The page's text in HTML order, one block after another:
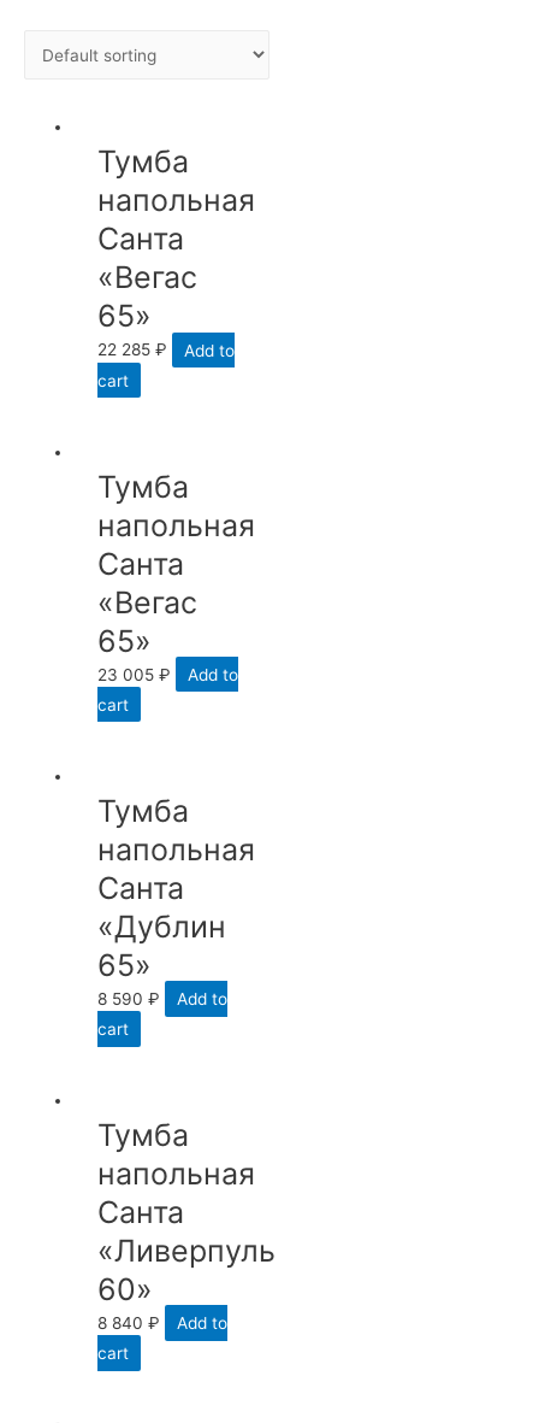
Тумба
напольная
Санта
«Вегас
65»
22 285₽
Add to
cart
Тумба
напольная
Санта
«Вегас
65»
23 005₽
Add to
cart
Тумба
напольная
Санта
«Дублин
65»
8 590₽
Add to
cart
Тумба
напольная
Санта
«Ливерпуль
60»
8 840₽
Add to
cart